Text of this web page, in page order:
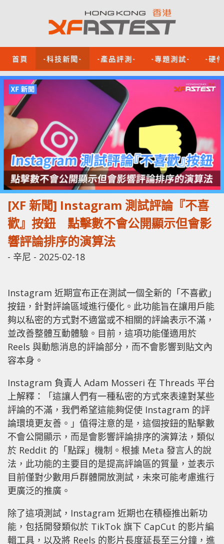
首頁 -科技新聞- -產品評測- -專題測試- -硬
[XF 新聞] Instagram 測試評論『不喜
歡』按鈕 點擊數不會公開顯示但會影
響評論排序的演算法
- 辛尼 - 2025-02-18
Instagram 近期宣布正在測試一個全新的「不喜歡」
按鈕，針對評論區域進行優化。此功能旨在讓用戶能
夠以私密的方式對不適當或不相關的評論表示不滿，
並改善整體互動體驗。目前，這項功能僅適用於
Reels 與動態消息的評論部分，而不會影響到貼文內
容本身。
Instagram 負責人 Adam Mosseri 在 Threads 平台
上解釋：「這讓人們有一種私密的方式來表達對某些
評論的不滿，我們希望這能夠促使 Instagram 的評
論環境更友善。」值得注意的是，這個按鈕的點擊數
不會公開顯示，而是會影響評論排序的演算法，類似
於 Reddit 的「點踩」機制。根據 Meta 發言人的說
法，此功能的主要目的是提高評論區的質量，並表示
目前僅對少數用戶群體開放測試，未來可能考慮進行
更廣泛的推廣。
除了這項測試，Instagram 近期也在積極推出新功
能，包括開發類似於 TikTok 旗下 CapCut 的影片編
輯工具，以及將 Reels 的影片長度延長至三分鐘，進